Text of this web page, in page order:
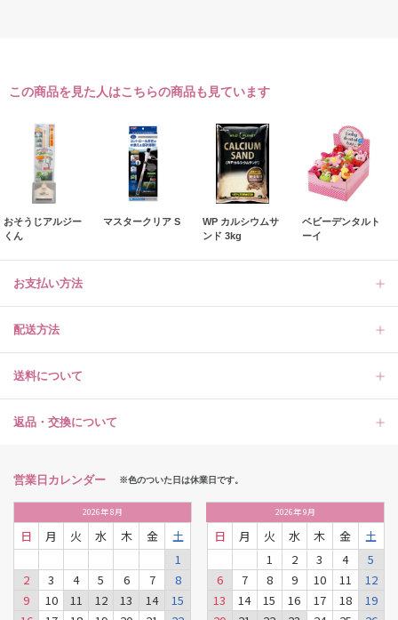
この商品を見た人はこちらの商品も見ています
おそうじアルジー
くん
マスタークリア S
WP カルシウムサ
ンド 3kg
ベビーデンタルト
ーイ
お支払い方法
配送方法
送料について
返品・交換について
営業日カレンダー ※色のついた日は休業日です。
2026年8月
日 月 火 水 木 金
土
1
2
3 4 5 6 7
8
9
10 11 12 13 14
15
2026年9月
日 月 火 水 木 金
土
1
2 3 4
5
6
7 8 9 10 11
12
13
14 15 16 17 18
19